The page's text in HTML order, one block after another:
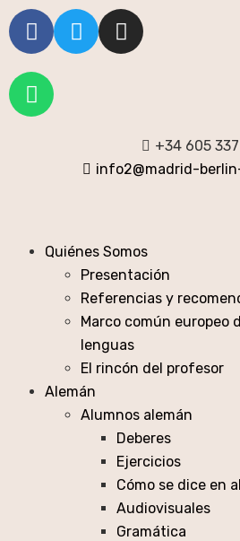
+34 605
info2@madrid-
Quiénes Somos
Presentación
Referencias y
Marco común europeo
lenguas
El rincón del profesor
Alemán
Alumnos alemán
Deberes
Ejercicios
Cómo se dice en
Audiovisuales
Gramática